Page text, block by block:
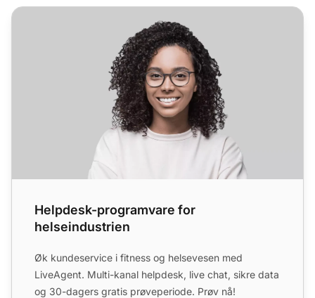
Helpdesk-programvare for helseindustrien
Helpdesk-programvare for
helseindustrien
Øk kundeservice i fitness og helsevesen med
LiveAgent. Multi-kanal helpdesk, live chat, sikre data
og 30-dagers gratis prøveperiode. Prøv nå!